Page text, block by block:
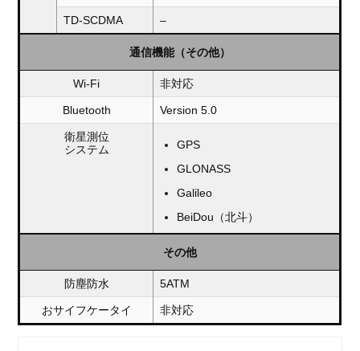
TD-SCDMA –
通信機能（その他）
Wi-Fi 非対応
Bluetooth Version 5.0
衛星測位
システム
GPS
GLONASS
Galileo
BeiDou（北斗）
その他
防塵防水 5ATM
おサイフケータイ 非対応